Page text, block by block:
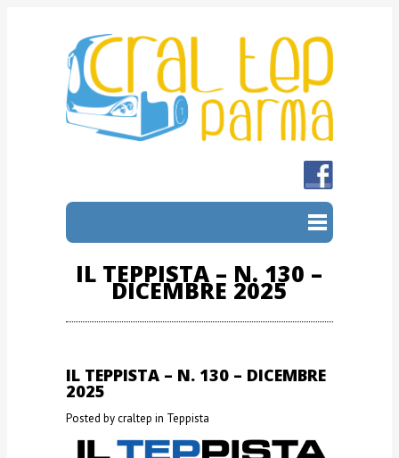
IL TEPPISTA – N. 130 –
DICEMBRE 2025
IL TEPPISTA – N. 130 – DICEMBRE
2025
Posted by craltep in Teppista